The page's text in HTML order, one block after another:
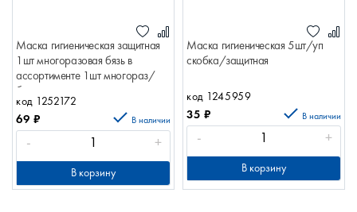
Маска гигиеническая защитная
1шт многоразовая бязь в
ассортименте 1шт многораз/
бязь в ассортименте
код 1252172
69 ₽ В наличии
- +
В корзину
Маска гигиеническая 5шт/уп
скобка/защитная
код 1245959
35 ₽ В наличии
- +
В корзину